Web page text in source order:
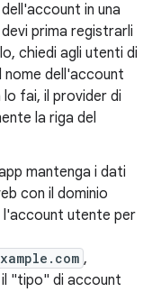
in una
prima registrarli
chiedi agli utenti di
nome dell'account
fai, il provider di
la riga del
mantenga i dati
con il dominio
l'account utente per
,
"tipo" di account